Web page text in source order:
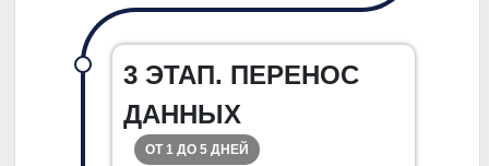
3 ЭТАП. ПЕРЕНОС
ДАННЫХ
ОТ 1 ДО 5 ДНЕЙ